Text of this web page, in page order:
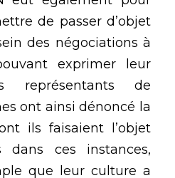
de passer d’objet
des négociations à
exprimer leur
représentants de
ont ainsi dénoncé la
ils faisaient l’objet
dans ces instances,
que leur culture a